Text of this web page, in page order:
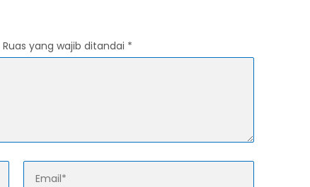
Ruas yang wajib ditandai *